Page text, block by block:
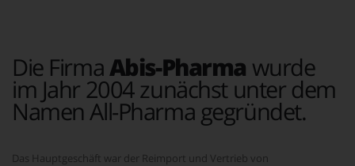
Die Firma Abis-Pharma wurde
im Jahr 2004 zunächst unter dem
Namen All-Pharma gegründet.
Das Hauptgeschäft war der Reimport und Vertrieb von